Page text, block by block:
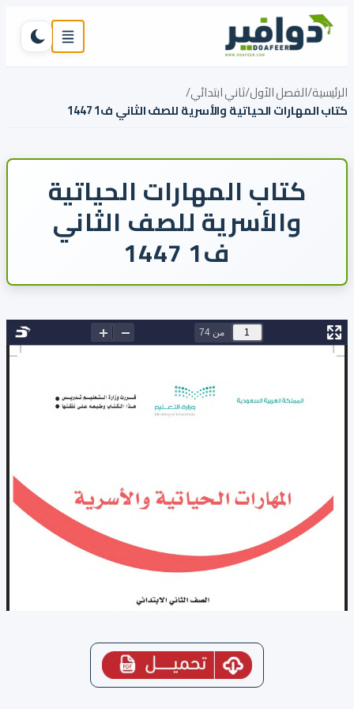
تخطي إلى المحتوى
القائمة
تبديل
الرئيسية/الفصل الأول/ثاني ابتدائي/
كتاب المهارات الحياتية والأسرية للصف الثاني ف1 1447
كتاب المهارات الحياتية
والأسرية للصف الثاني
ف1 1447